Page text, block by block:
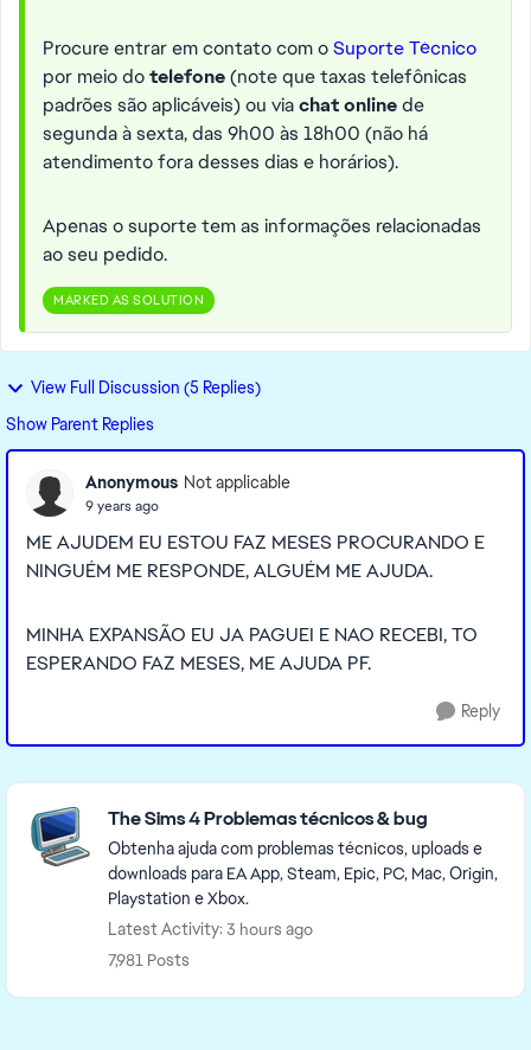
Procure entrar em contato com oSuporte Técnico
por meio dotelefone(note que taxas telefônicas
padrões são aplicáveis) ou viachat onlinede
segunda à sexta, das 9h00 às 18h00 (não há
atendimento fora desses dias e horários).
Apenas o suporte tem as informações relacionadas
ao seu pedido.
MARKED AS SOLUTION
View Full Discussion (5 Replies)
Show Parent Replies
Anonymous Not applicable
9 years ago
ME AJUDEM EU ESTOU FAZ MESES PROCURANDO E
NINGUÉM ME RESPONDE, ALGUÉM ME AJUDA.
MINHA EXPANSÃO EU JA PAGUEI E NAO RECEBI, TO
ESPERANDO FAZ MESES, ME AJUDA PF.
Reply
Featured Places
The Sims 4 Problemas técnicos & bug
Obtenha ajuda com problemas técnicos, uploads e
downloads para EA App, Steam, Epic, PC, Mac, Origin,
Playstation e Xbox.
Latest Activity: 3 hours ago
7,981 Posts